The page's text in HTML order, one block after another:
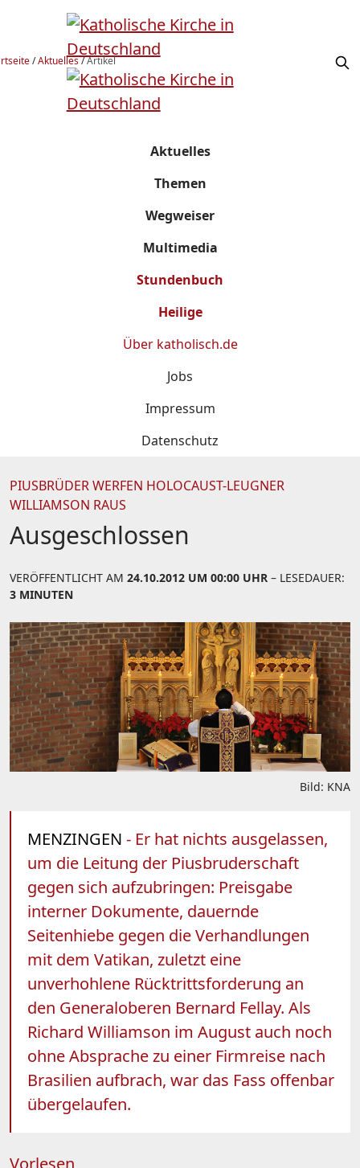
/Aktuelles/Artikel
Aktuelles
Themen
Wegweiser
Multimedia
Stundenbuch
Heilige
Über katholisch.de
Jobs
Impressum
Datenschutz
PIUSBRÜDER WERFEN HOLOCAUST-LEUGNER
WILLIAMSON RAUS
Ausgeschlossen
VERÖFFENTLICHT AM 24.10.2012 UM 00:00 UHR – LESEDAUER:
3 MINUTEN
Bild: KNA
MENZINGEN - Er hat nichts ausgelassen,
um die Leitung der Piusbruderschaft
gegen sich aufzubringen: Preisgabe
interner Dokumente, dauernde
Seitenhiebe gegen die Verhandlungen
mit dem Vatikan, zuletzt eine
unverhohlene Rücktrittsforderung an
den Generaloberen Bernard Fellay. Als
Richard Williamson im August auch noch
ohne Absprache zu einer Firmreise nach
Brasilien aufbrach, war das Fass offenbar
übergelaufen.
Vorlesen